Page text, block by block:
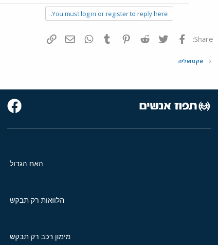
You must log in or register to reply here.
Share: פייסבוק Twitter
Reddit
Pinterest
Tumblr
WhatsAppדואר אלקטרוני
אקטואליה
האח הגדול
הלוואות רק תבקש
מימון רכב רק תבקש